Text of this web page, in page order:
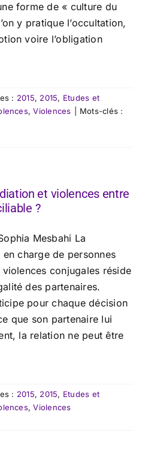
forme de « culture du
y pratique l’occultation,
voire l’obligation
: 2015, 2015, Etudes et
,Violences
Mots-clés :
et violences entre
?
Mesbahi La
charge de personnes
conjugales réside
des partenaires.
pour chaque décision
que son partenaire lui
la relation ne peut être
: 2015, 2015, Etudes et
,Violences